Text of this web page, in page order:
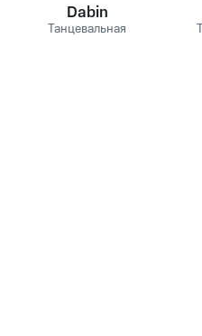
Dabin
Танцевальная